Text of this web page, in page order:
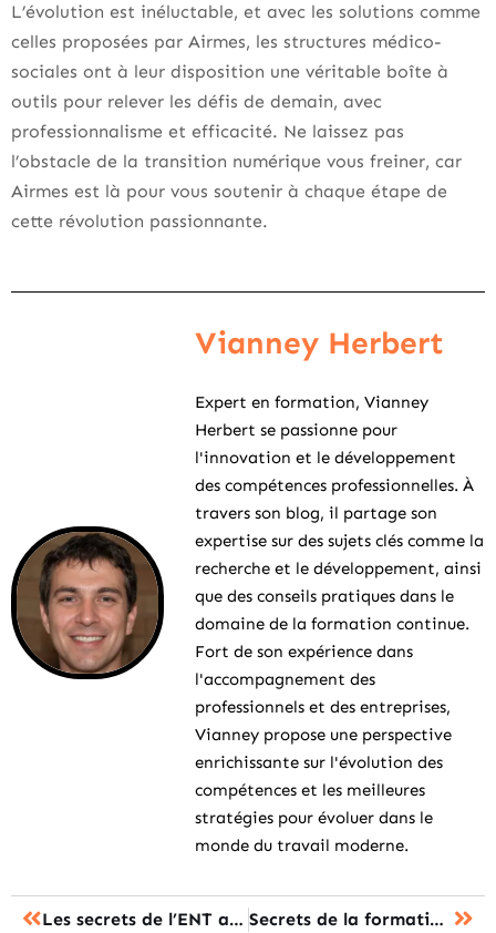
L’évolution est inéluctable, et avec les solutions comme
celles proposées par Airmes, les structures médico-
sociales ont à leur disposition une véritable boîte à
outils pour relever les défis de demain, avec
professionnalisme et efficacité. Ne laissez pas
l’obstacle de la transition numérique vous freiner, car
Airmes est là pour vous soutenir à chaque étape de
cette révolution passionnante.
Vianney Herbert
Expert en formation, Vianney
Herbert se passionne pour
l'innovation et le développement
des compétences professionnelles. À
travers son blog, il partage son
expertise sur des sujets clés comme la
recherche et le développement, ainsi
que des conseils pratiques dans le
domaine de la formation continue.
Fort de son expérience dans
l'accompagnement des
professionnels et des entreprises,
Vianney propose une perspective
enrichissante sur l'évolution des
compétences et les meilleures
stratégies pour évoluer dans le
monde du travail moderne.
Les secrets de l’ENT arsene76 pour révolutionner la formation en Seine-Maritime Secrets de la formation au Crédit Mutuel Loire-Atlantique Centre-Ouest : bâtissez votre avenir bancaire